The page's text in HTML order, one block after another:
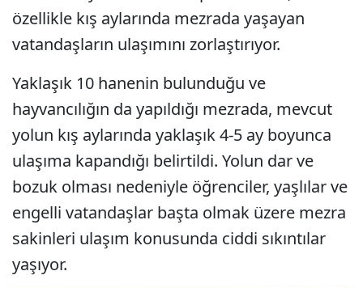
özellikle kış aylarında mezrada yaşayan
vatandaşların ulaşımını zorlaştırıyor.
Yaklaşık 10 hanenin bulunduğu ve
hayvancılığın da yapıldığı mezrada, mevcut
yolun kış aylarında yaklaşık 4-5 ay boyunca
ulaşıma kapandığı belirtildi. Yolun dar ve
bozuk olması nedeniyle öğrenciler, yaşlılar ve
engelli vatandaşlar başta olmak üzere mezra
sakinleri ulaşım konusunda ciddi sıkıntılar
yaşıyor.